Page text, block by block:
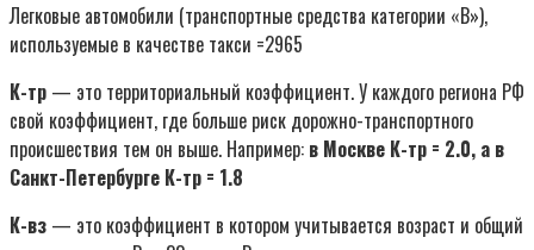
Легковые автомобили (транспортные средства категории «В»),
используемые в качестве такси =2965
К-тр — это территориальный коэффициент. У каждого региона РФ
свой коэффициент, где больше риск дорожно-транспортного
происшествия тем он выше. Например: в Москве К-тр = 2.0, а в
Санкт-Петербурге К-тр = 1.8
К-вз — это коэффициент в котором учитывается возраст и общий